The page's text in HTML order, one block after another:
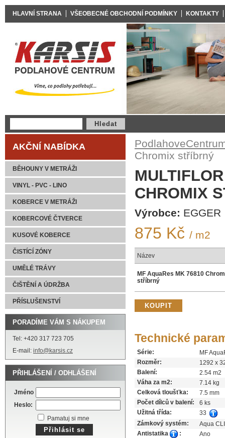
AKČNÍ NABÍDKA
BĚHOUNY V METRÁŽI
VINYL - PVC - LINO
KOBERCE V METRÁŽI
KOBERCOVÉ ČTVERCE
KUSOVÉ KOBERCE
ČISTÍCÍ ZÓNY
UMĚLÉ TRÁVY
ČIŠTĚNÍ A ÚDRŽBA
PŘÍSLUŠENSTVÍ
PORADÍME VÁM S NÁKUPEM
Tel: +420 317 723 705
E-mail: info@karsis.cz
PŘIHLÁŠENÍ / ODHLÁŠENÍ
Jméno
Heslo:
Pamatuj si mne
Chromix stříbrný
CHROMIX
Výrobce: EGGER
875 Kč / m2
Název
MF AquaRes MK 76810
stříbrný
Technické
Série:
MF
Rozměr:
1292 x
Balení:
2.54 m2
Váha za m2:
7.14 kg
Celková tloušťka:
7.5 mm
Počet dílců v balení:
6 ks
Užitná třída:
33
Zámkový systém:
Aqua
Antistatika
:
Ano
HLAVNÍ STRANA VŠEOBECNÉ OBCHODNÍ PODMÍNKY KONTAKTY